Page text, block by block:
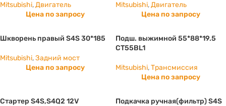
Mitsubishi,Двигатель
Цена по запросу
Mitsubishi,Двигатель
Цена по запросу
Шкворень правый S4S 30*185
Mitsubishi,Задний мост
Цена по запросу
Подш. выжимной 55*88*19.5
CT55BL1
Mitsubishi,Трансмиссия
Цена по запросу
Стартер S4S,S4Q2 12V
Подкачка ручная(фильтр) S4S